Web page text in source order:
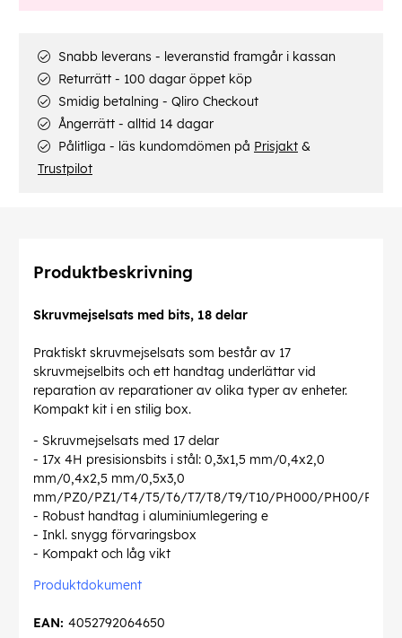
Snabb leverans - leveranstid framgår i kassan
Returrätt - 100 dagar öppet köp
Smidig betalning - Qliro Checkout
Ångerrätt - alltid 14 dagar
Pålitliga - läs kundomdömen på Prisjakt &
Trustpilot
Produktbeskrivning
Skruvmejselsats med bits, 18 delar
Praktiskt skruvmejselsats som består av 17
skruvmejselbits och ett handtag underlättar vid
reparation av reparationer av olika typer av enheter.
Kompakt kit i en stilig box.
- Skruvmejselsats med 17 delar
- 17x 4H presisionsbits i stål: 0,3x1,5 mm/0,4x2,0
mm/0,4x2,5 mm/0,5x3,0
mm/PZ0/PZ1/T4/T5/T6/T7/T8/T9/T10/PH000/PH00/PH0/
- Robust handtag i aluminiumlegering e
- Inkl. snygg förvaringsbox
- Kompakt och låg vikt
Produktdokument
4052792064650
EAN: